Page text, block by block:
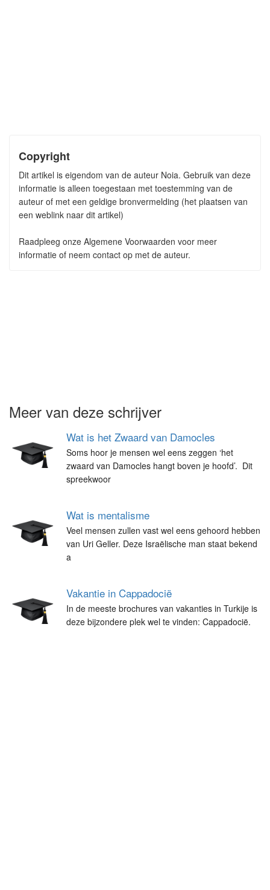
Copyright
Dit artikel is eigendom van de auteur Noia. Gebruik van deze
informatie is alleen toegestaan met toestemming van de
auteur of met een geldige bronvermelding (het plaatsen van
een weblink naar dit artikel)
Raadpleeg onze Algemene Voorwaarden voor meer
informatie of neem contact op met de auteur.
Meer van deze schrijver
Wat is het Zwaard van Damocles
Soms hoor je mensen wel eens zeggen ‘het
zwaard van Damocles hangt boven je hoofd’. Dit
spreekwoor
Wat is mentalisme
Veel mensen zullen vast wel eens gehoord hebben
van Uri Geller. Deze Israëlische man staat bekend
a
Vakantie in Cappadocië
In de meeste brochures van vakanties in Turkije is
deze bijzondere plek wel te vinden: Cappadocië.